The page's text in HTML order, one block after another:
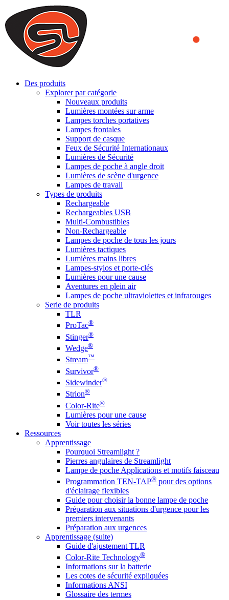
We use cookies to ensure that we provide you the best experience
on our website. By continuing to browse this website, you accept
that cookies are used to help us analyze how the website is used and
to offer you a better experience. To learn more or to find out how
you can disable cookies, you can access our
Des produits
Explorer par catégorie
Nouveaux produits
Lumières montées sur arme
Lampes torches portatives
Lampes frontales
Support de casque
Feux de Sécurité Internationaux
Lumières de Sécurité
Lampes de poche à angle droit
Lumières de scène d'urgence
Lampes de travail
Types de produits
Rechargeable
Rechargeables USB
Multi-Combustibles
Non-Rechargeable
Lampes de poche de tous les jours
Lumières tactiques
Lumières mains libres
Lampes-stylos et porte-clés
Lumières pour une cause
Aventures en plein air
Lampes de poche ultraviolettes et infrarouges
Serie de produits
TLR
ProTac®
Stinger®
Wedge®
Stream™
Survivor®
Sidewinder®
Strion®
Color-Rite®
Lumières pour une cause
Voir toutes les séries
Ressources
Apprentissage
Pourquoi Streamlight ?
Pierres angulaires de Streamlight
Lampe de poche Applications et motifs faisceau
Programmation TEN-TAP® pour des options
d'éclairage flexibles
Guide pour choisir la bonne lampe de poche
Préparation aux situations d'urgence pour les
premiers intervenants
Préparation aux urgences
Apprentissage (suite)
Guide d'ajustement TLR
Color-Rite Technology®
Informations sur la batterie
Les cotes de sécurité expliquées
Informations ANSI
Glossaire des termes